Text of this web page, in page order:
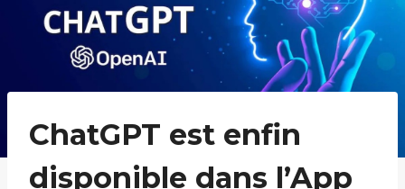
ChatGPT est enfin
disponible dans l’App